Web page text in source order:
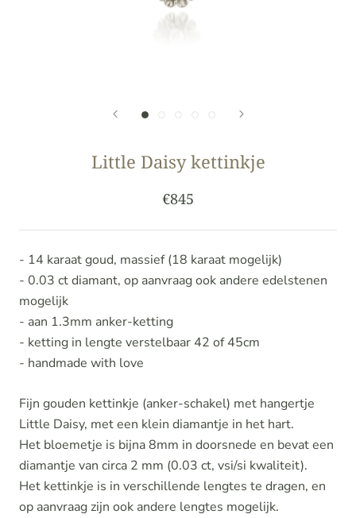
Little Daisy kettinkje
€845
- 14 karaat goud, massief (18 karaat mogelijk)
- 0.03 ct diamant, op aanvraag ook andere edelstenen
mogelijk
- aan 1.3mm anker-ketting
- ketting in lengte verstelbaar 42 of 45cm
- handmade with love
Fijn gouden kettinkje (anker-schakel) met hangertje
Little Daisy, met een klein diamantje in het hart.
Het bloemetje is bijna 8mm in doorsnede en bevat een
diamantje van circa 2 mm (0.03 ct, vsi/si kwaliteit).
Het kettinkje is in verschillende lengtes te dragen, en
op aanvraag zijn ook andere lengtes mogelijk.